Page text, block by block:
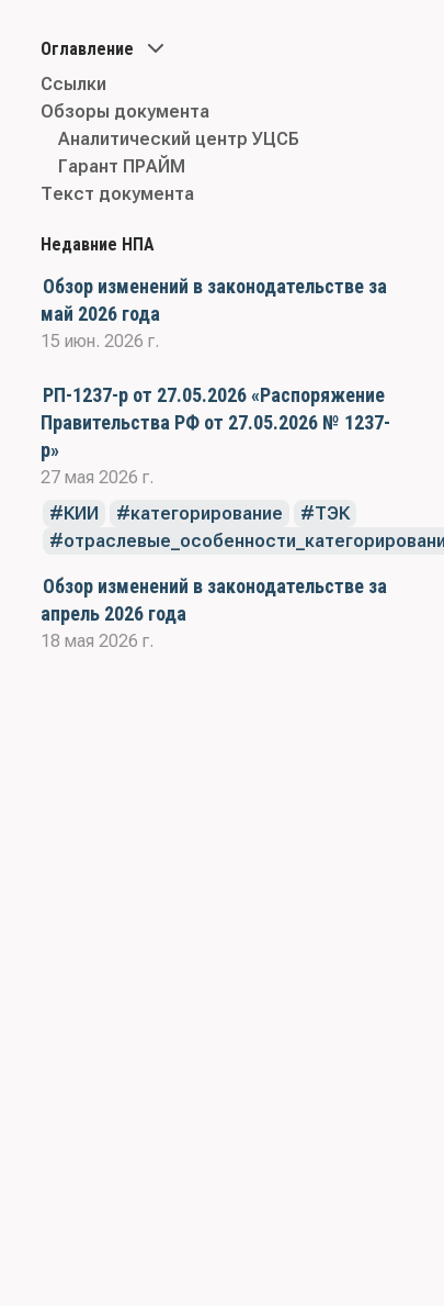
Оглавление
Ссылки
Обзоры документа
Аналитический центр УЦСБ
Гарант ПРАЙМ
Текст документа
Недавние НПА
Обзор изменений в законодательстве за
май 2026 года
15 июн. 2026 г.
РП-1237-р от 27.05.2026 «Распоряжение
Правительства РФ от 27.05.2026 № 1237-
р»
27 мая 2026 г.
КИИ
категорирование
ТЭК
Обзор изменений в законодательстве за
апрель 2026 года
18 мая 2026 г.